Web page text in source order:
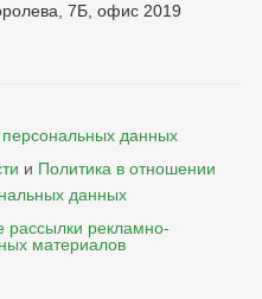
7Б, офис 2019
данных
и Политика в отношении
данных
рассылки рекламно-
материалов